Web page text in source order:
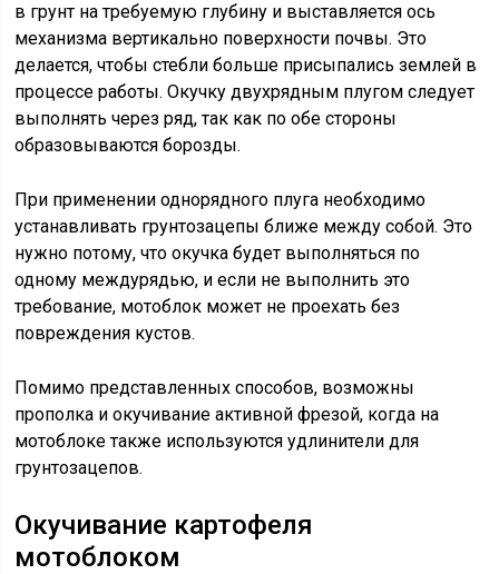
в грунт на требуемую глубину и выставляется ось
механизма вертикально поверхности почвы. Это
делается, чтобы стебли больше присыпались землей в
процессе работы. Окучку двухрядным плугом следует
выполнять через ряд, так как по обе стороны
образовываются борозды.
При применении однорядного плуга необходимо
устанавливать грунтозацепы ближе между собой. Это
нужно потому, что окучка будет выполняться по
одному междурядью, и если не выполнить это
требование, мотоблок может не проехать без
повреждения кустов.
Помимо представленных способов, возможны
прополка и окучивание активной фрезой, когда на
мотоблоке также используются удлинители для
грунтозацепов.
Окучивание картофеля
мотоблоком